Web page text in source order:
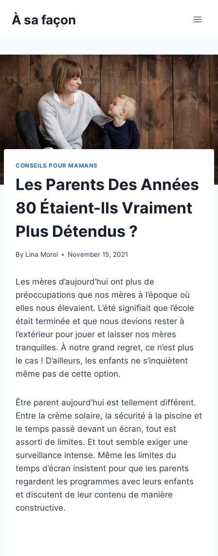
À sa façon
CONSEILS POUR MAMANS
Les Parents Des Années
80 Étaient-Ils Vraiment
Plus Détendus ?
By Lina Morel November 15, 2021
Les mères d’aujourd’hui ont plus de
préoccupations que nos mères à l’époque où
elles nous élevaient. L’été signifiait que l’école
était terminée et que nous devions rester à
l’extérieur pour jouer et laisser nos mères
tranquilles. À notre grand regret, ce n’est plus
le cas ! D’ailleurs, les enfants ne s’inquiètent
même pas de cette option.
Être parent aujourd’hui est tellement différent.
Entre la crème solaire, la sécurité à la piscine et
le temps passé devant un écran, tout est
assorti de limites. Et tout semble exiger une
surveillance intense. Même les limites du
temps d’écran insistent pour que les parents
regardent les programmes avec leurs enfants
et discutent de leur contenu de manière
constructive.